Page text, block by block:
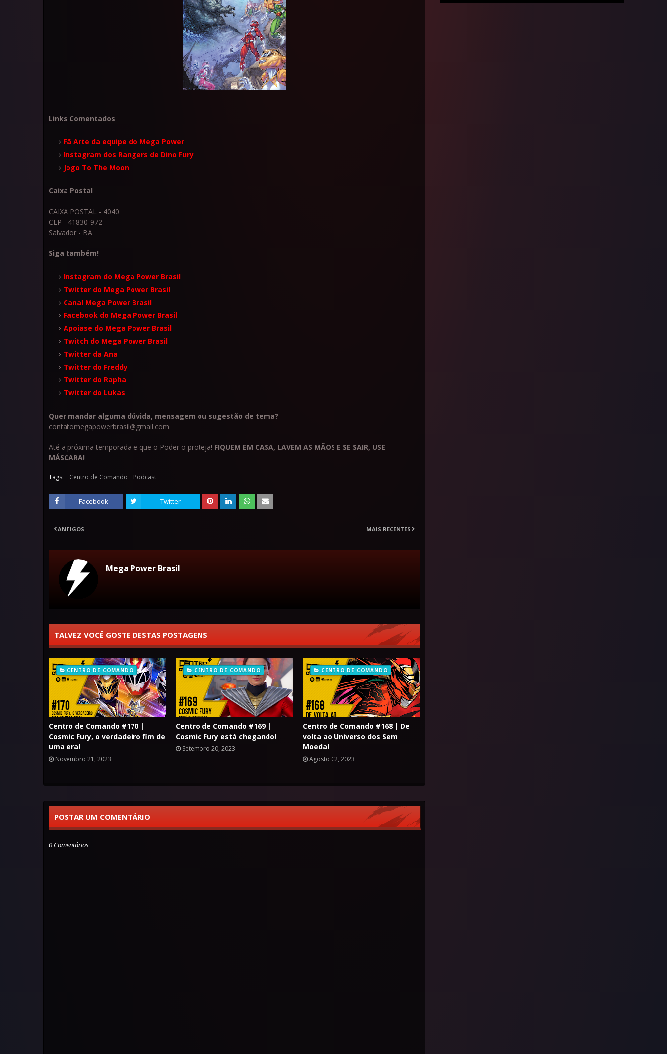
Links Comentados
Fã Arte da equipe do Mega Power
Instagram dos Rangers de Dino Fury
Jogo To The Moon
Caixa Postal
CAIXA POSTAL - 4040
CEP - 41830-972
Salvador - BA
Siga também!
Instagram do Mega Power Brasil
Twitter do Mega Power Brasil
Canal Mega Power Brasil
Facebook do Mega Power Brasil
Apoiase do Mega Power Brasil
Twitch do Mega Power Brasil
Twitter da Ana
Twitter do Freddy
Twitter do Rapha
Twitter do Lukas
Quer mandar alguma dúvida, mensagem ou sugestão de tema?
contatomegapowerbrasil@gmail.com
Até a próxima temporada e que o Poder o proteja! FIQUEM EM CASA, LAVEM AS MÃOS E SE SAIR, USE
MÁSCARA!
Tags: Centro de Comando Podcast
Facebook Twitter
MAIS RECENTES
ANTIGOS
Mega Power Brasil
TALVEZ VOCÊ GOSTE DESTAS POSTAGENS
CENTRO DE COMANDO
Centro de Comando #170 |
Cosmic Fury, o verdadeiro fim de
uma era!
Novembro 21, 2023
CENTRO DE COMANDO
Centro de Comando #169 |
Cosmic Fury está chegando!
Setembro 20, 2023
CENTRO DE COMANDO
Centro de Comando #168 | De
volta ao Universo dos Sem
Moeda!
Agosto 02, 2023
POSTAR UM COMENTÁRIO
0 Comentários